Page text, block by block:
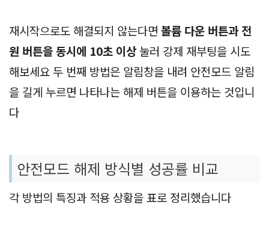
재시작으로도 해결되지 않는다면 볼륨 다운 버튼과 전
원 버튼을 동시에 10초 이상눌러 강제 재부팅을 시도
해보세요 두 번째 방법은 알림창을 내려 안전모드 알림
을 길게 누르면 나타나는 해제 버튼을 이용하는 것입니
다
안전모드 해제 방식별 성공률 비교
각 방법의 특징과 적용 상황을 표로 정리했습니다